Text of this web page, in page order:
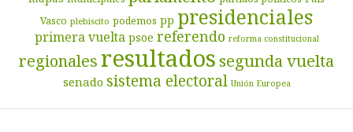
Vasco plebiscito podemos pp presidenciales
primera vuelta psoe referendo reforma constitucional
regionales resultadossegunda vuelta
senado sistema electoral Unión Europea